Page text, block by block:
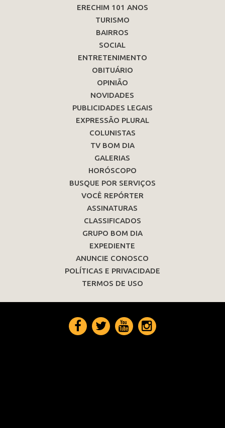
ERECHIM 101 ANOS
TURISMO
BAIRROS
SOCIAL
ENTRETENIMENTO
OBITUÁRIO
OPINIÃO
NOVIDADES
PUBLICIDADES LEGAIS
EXPRESSÃO PLURAL
COLUNISTAS
TV BOM DIA
GALERIAS
HORÓSCOPO
BUSQUE POR SERVIÇOS
VOCÊ REPÓRTER
ASSINATURAS
CLASSIFICADOS
GRUPO BOM DIA
EXPEDIENTE
ANUNCIE CONOSCO
POLÍTICAS E PRIVACIDADE
TERMOS DE USO